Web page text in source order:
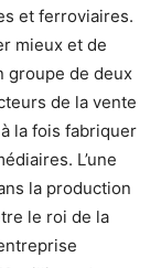
et ferroviaires.
mieux et de
groupe de deux
de la vente
la fois fabriquer
L’une
la production
le roi de la